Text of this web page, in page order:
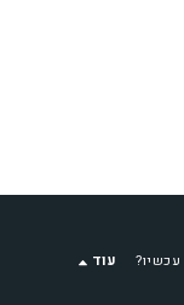
עוד